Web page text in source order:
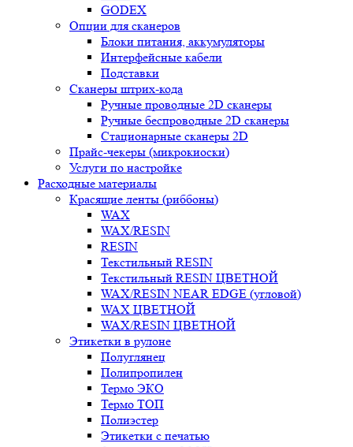
GODEX
Опции для сканеров
Блоки питания, аккумуляторы
Интерфейсные кабели
Подставки
Сканеры штрих-кода
Ручные проводные 2D сканеры
Ручные беспроводные 2D сканеры
Стационарные сканеры 2D
Прайс-чекеры (микрокиоски)
Услуги по настройке
Расходные материалы
Красящие ленты (риббоны)
WAX
WAX/RESIN
RESIN
Текстильный RESIN
Текстильный RESIN ЦВЕТНОЙ
WAX/RESIN NEAR EDGE (угловой)
WAX ЦВЕТНОЙ
WAX/RESIN ЦВЕТНОЙ
Этикетки в рулоне
Полуглянец
Полипропилен
Термо ЭКО
Термо ТОП
Полиэстер
Этикетки с печатью